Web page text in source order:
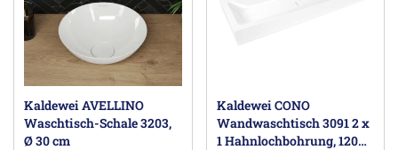
Kaldewei AVELLINO
Waschtisch-Schale 3203,
Ø 30 cm
Kaldewei CONO
Wandwaschtisch 3091 2 x
1 Hahnlochbohrung, 120